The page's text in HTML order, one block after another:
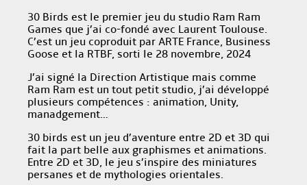
30 Birds est le premier jeu du studio Ram Ram
Games que j’ai co-fondé avec Laurent Toulouse.
C’est un jeu coproduit par ARTE France, Business
Goose et la RTBF, sorti le 28 novembre, 2024
J’ai signé la Direction Artistique mais comme
Ram Ram est un tout petit studio, j’ai développé
plusieurs compétences : animation, Unity,
manadgement…
30 birds est un jeu d’aventure entre 2D et 3D qui
fait la part belle aux graphismes et animations.
Entre 2D et 3D, le jeu s’inspire des miniatures
persanes et de mythologies orientales.